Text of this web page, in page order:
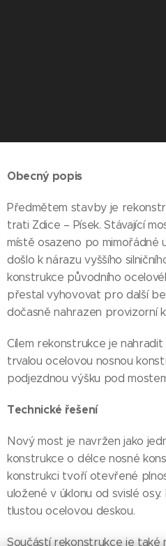
Obecný popis
Předmětem stavby je
trati Zdice – Písek. Stávající
místě osazeno po mimořádné
došlo k nárazu vyššího
konstrukce původního
přestal vyhovovat pro další
dočasně nahrazen provizorní
Cílem rekonstrukce je
trvalou ocelovou nosnou
podjezdnou výšku pod
Technické řešení
Nový most je navržen jako
konstrukce o délce nosné
konstrukci tvoří otevřené
uložené v úklonu od svislé
tlustou ocelovou deskou.
Součástí rekonstrukce je také